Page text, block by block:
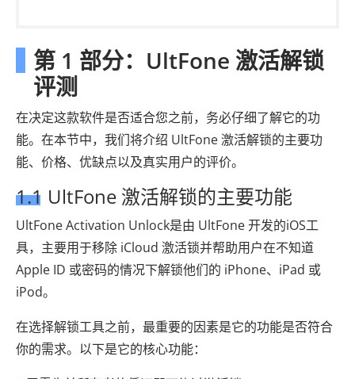
第 1 部分：UltFone 激活解锁
评测
在决定这款软件是否适合您之前，务必仔细了解它的功
能。在本节中，我们将介绍 UltFone 激活解锁的主要功
能、价格、优缺点以及真实用户的评价。
1.1 UltFone 激活解锁的主要功能
UltFone Activation Unlock是由 UltFone 开发的iOS工
具，主要用于移除 iCloud 激活锁并帮助用户在不知道
Apple ID 或密码的情况下解锁他们的 iPhone、iPad 或
iPod。
在选择解锁工具之前，最重要的因素是它的功能是否符合
你的需求。以下是它的核心功能：